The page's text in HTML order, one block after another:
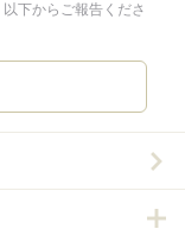
下からご報告くださ